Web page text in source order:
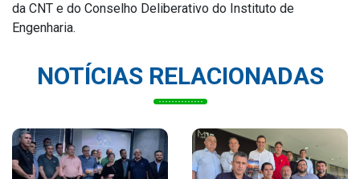
da CNT e do Conselho Deliberativo do Instituto de
Engenharia.
NOTÍCIAS RELACIONADAS